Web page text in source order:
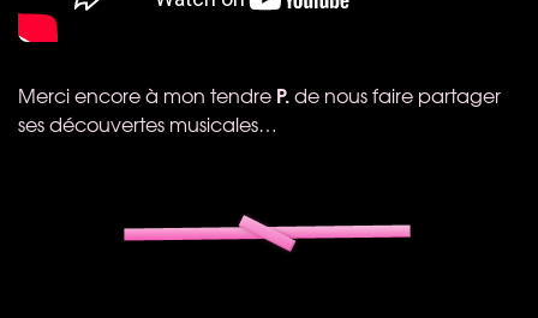
Merci encore à mon tendre P.de nous faire partager
ses découvertes musicales…